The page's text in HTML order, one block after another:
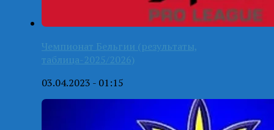
Чемпионат Бельгии (результаты,
таблица-2025/2026)
03.04.2023 - 01:15